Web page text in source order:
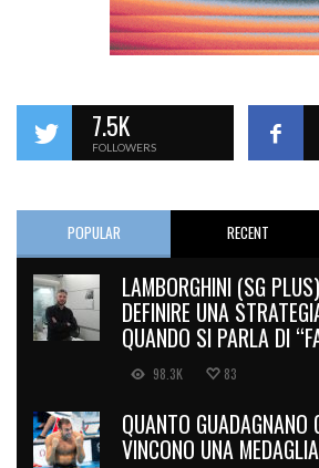
7.5K
FOLLOWERS
POPULAR RECENT
LAMBORGHINI (SG
DEFINIRE UNA
QUANDO SI PARLA DI
98.3K 83
QUANTO GUADAGNANO
VINCONO UNA